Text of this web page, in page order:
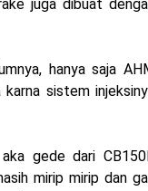
juga dibuat
hanya saja
sistem
gede dari
mirip mirip dan